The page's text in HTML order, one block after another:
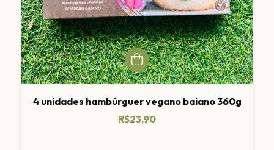
4 unidades hambúrguer vegano baiano 360g
R$23,90